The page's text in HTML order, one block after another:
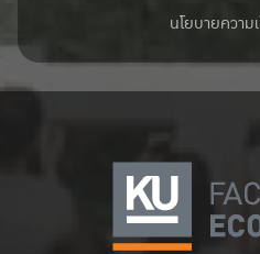
นโยบายควา